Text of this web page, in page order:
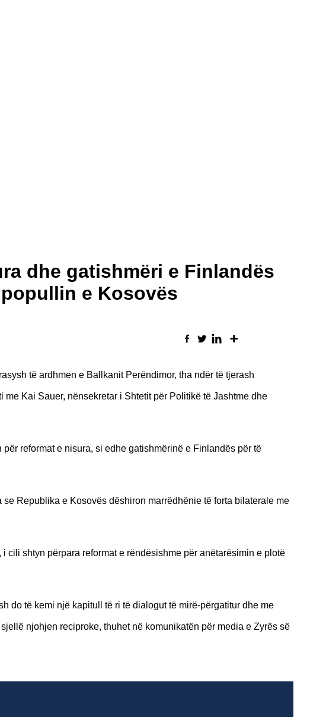
dhe gatishmëri e Finlandës
e Kosovës
të ardhmen e Ballkanit Perëndimor, tha ndër të tjerash
Kai Sauer, nënsekretar i Shtetit për Politikë të Jashtme dhe
reformat e nisura, si edhe gatishmërinë e Finlandës për të
Republika e Kosovës dëshiron marrëdhënie të forta bilaterale me
cili shtyn përpara reformat e rëndësishme për anëtarësimin e plotë
do të kemi një kapitull të ri të dialogut të mirë-përgatitur dhe me
njohjen reciproke, thuhet në komunikatën për media e Zyrës së